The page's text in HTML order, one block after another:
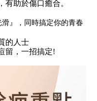
助於傷口癒合。
』，同時搞定你的青春
的人士
留，一招搞定!